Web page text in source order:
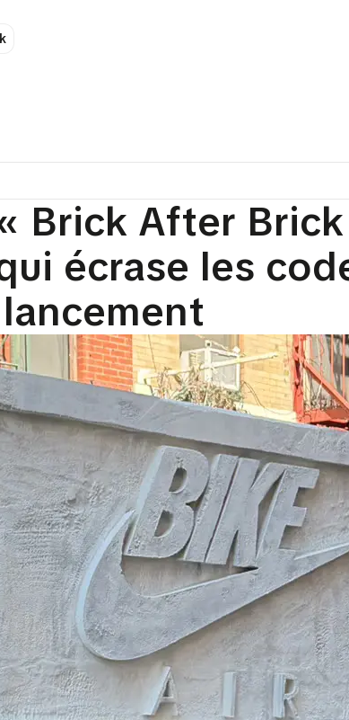
Brick After
écrase les
lancement